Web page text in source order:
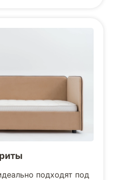
подходят под